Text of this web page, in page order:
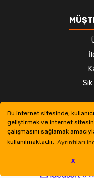
Bu internet sitesinde,
geliştirmek ve internet
çalışmasını sağlamak
kullanılmaktadır. Ayrıntıları
X
© Tüm hakları saklıdır.
ile